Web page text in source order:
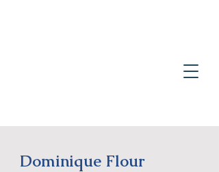
Dominique Flour